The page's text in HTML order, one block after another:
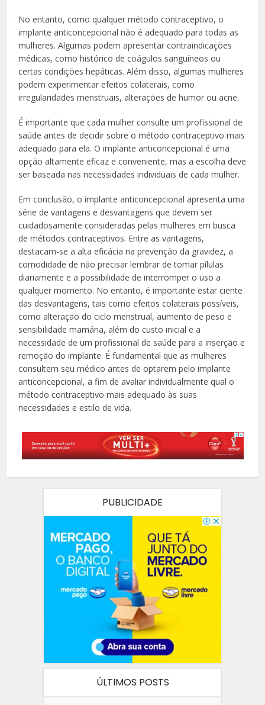
No entanto, como qualquer método contraceptivo, o
implante anticoncepcional não é adequado para todas as
mulheres. Algumas podem apresentar contraindicações
médicas, como histórico de coágulos sanguíneos ou
certas condições hepáticas. Além disso, algumas mulheres
podem experimentar efeitos colaterais, como
irregularidades menstruais, alterações de humor ou acne.
É importante que cada mulher consulte um profissional de
saúde antes de decidir sobre o método contraceptivo mais
adequado para ela. O implante anticoncepcional é uma
opção altamente eficaz e conveniente, mas a escolha deve
ser baseada nas necessidades individuais de cada mulher.
Em conclusão, o implante anticoncepcional apresenta uma
série de vantagens e desvantagens que devem ser
cuidadosamente consideradas pelas mulheres em busca
de métodos contraceptivos. Entre as vantagens,
destacam-se a alta eficácia na prevenção da gravidez, a
comodidade de não precisar lembrar de tomar pílulas
diariamente e a possibilidade de interromper o uso a
qualquer momento. No entanto, é importante estar ciente
das desvantagens, tais como efeitos colaterais possíveis,
como alteração do ciclo menstrual, aumento de peso e
sensibilidade mamária, além do custo inicial e a
necessidade de um profissional de saúde para a inserção e
remoção do implante. É fundamental que as mulheres
consultem seu médico antes de optarem pelo implante
anticoncepcional, a fim de avaliar individualmente qual o
método contraceptivo mais adequado às suas
necessidades e estilo de vida.
PUBLICIDADE
ÚLTIMOS POSTS